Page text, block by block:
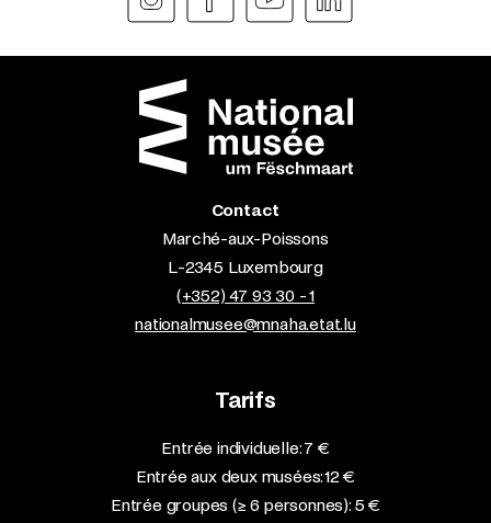
Contact
Marché-aux-Poissons
L-2345 Luxembourg
(+352) 47 93 30 - 1
nationalmusee@mnaha.etat.lu
Tarifs
Entrée individuelle: 7 €
Entrée aux deux musées: 12 €
Entrée groupes (≥ 6 personnes): 5 €